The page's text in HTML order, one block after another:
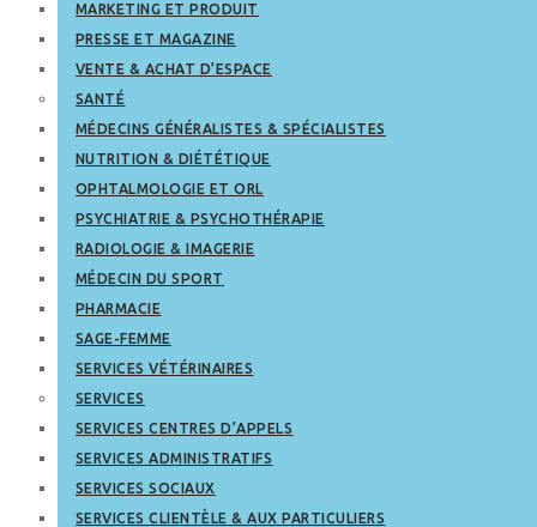
MARKETING ET PRODUIT
PRESSE ET MAGAZINE
VENTE & ACHAT D’ESPACE
SANTÉ
MÉDECINS GÉNÉRALISTES & SPÉCIALISTES
NUTRITION & DIÉTÉTIQUE
OPHTALMOLOGIE ET ORL
PSYCHIATRIE & PSYCHOTHÉRAPIE
RADIOLOGIE & IMAGERIE
MÉDECIN DU SPORT
PHARMACIE
SAGE-FEMME
SERVICES VÉTÉRINAIRES
SERVICES
SERVICES CENTRES D’APPELS
SERVICES ADMINISTRATIFS
SERVICES SOCIAUX
SERVICES CLIENTÈLE & AUX PARTICULIERS